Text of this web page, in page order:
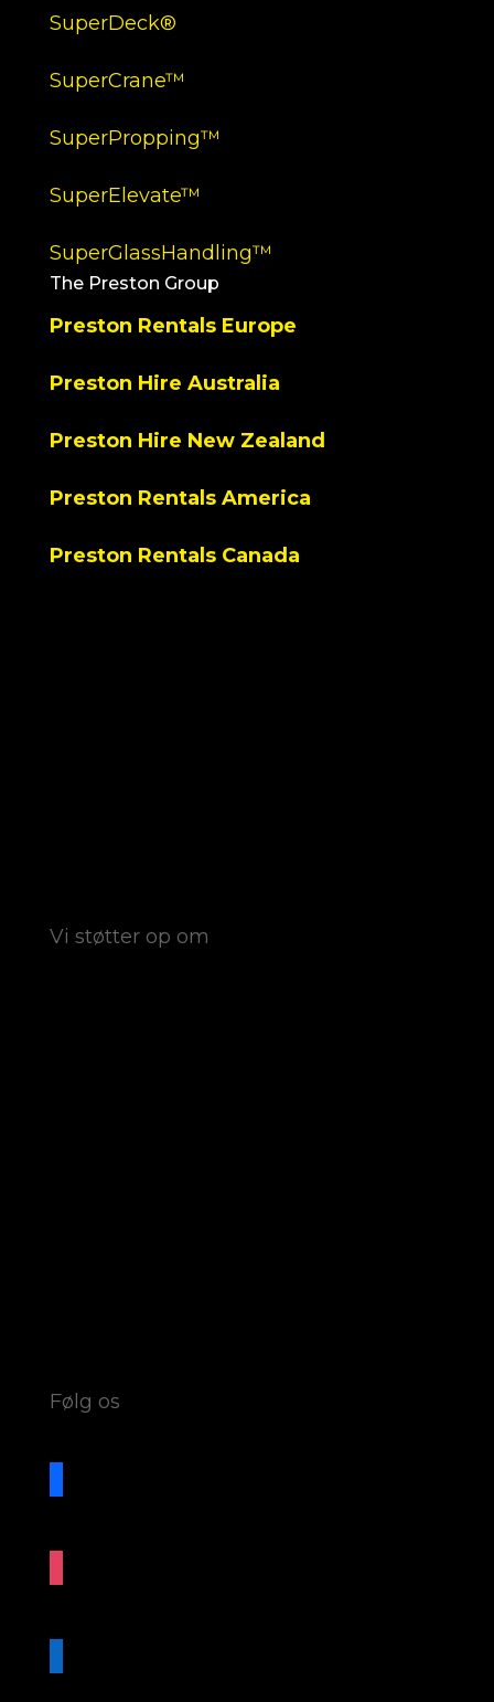
SuperDeck®
SuperCrane™
SuperPropping™
SuperElevate™
SuperGlassHandling™
The Preston Group
Preston Rentals Europe
Preston Hire Australia
Preston Hire New Zealand
Preston Rentals America
Preston Rentals Canada
Vi støtter op om
Følg os
facebook
instagram
linkedin